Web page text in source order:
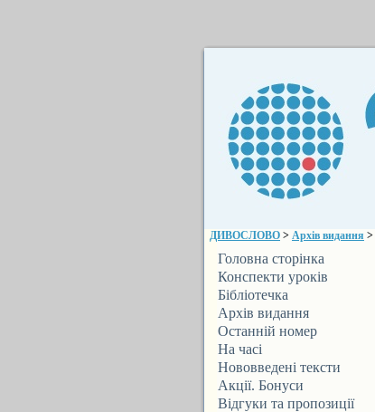
ДИВОСЛОВО > Архів видання >
Головна сторінка
Конспекти уроків
Бібліотечка
ДИВОСЛОВА
Архів видання
Останній номер
На часі
Нововведені тексти
Акції. Бонуси
Відгуки та пропозиції